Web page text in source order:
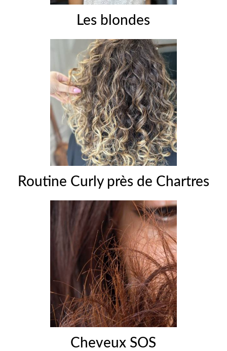
Les blondes
Routine Curly près de Chartres
Cheveux SOS